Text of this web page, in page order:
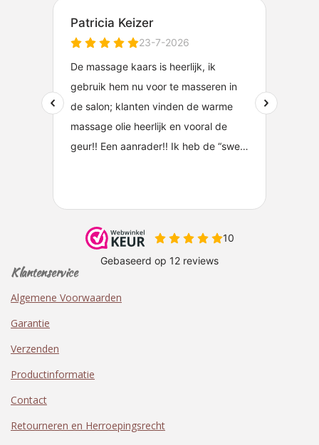
Klantenservice
Algemene Voorwaarden
Garantie
Verzenden
Productinformatie
Contact
Retourneren en Herroepingsrecht